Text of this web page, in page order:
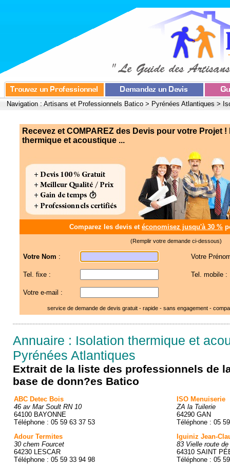
Navigation : Artisans et Professionnels Batico > Pyrénées Atlantiques >
Recevez et COMPAREZ des Devis pour votre Projet !
thermique et acoustique ...
Comparez les devis et économisez jusqu'à 30 %
(Remplir votre demande ci-dessous)
Votre Nom : Votre
Tel. fixe : Tel. mobile :
Votre e-mail :
service de demande de devis gratuit - rapide - sans engagement -
Annuaire : Isolation thermique et
Pyrénées Atlantiques
Extrait de la liste des professionnels de
base de donn?es Batico
ABC Detec Bois
46 av Mar Soult RN 10
64100 BAYONNE
Téléphone : 05 59 63 37 53
Adour Termites
30 chem Fourcet
64230 LESCAR
Téléphone : 05 59 33 94 98
ISO Menuiserie
ZA la Tuilerie
64290 GAN
Téléphone : 05
Iguiniz Jean-
83 Vielle route
64310 SAINT
Téléphone : 05